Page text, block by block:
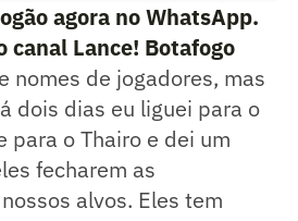
agora no WhatsApp.
canal Lance! Botafogo
nomes de jogadores, mas
dois dias eu liguei para o
para o Thairo e dei um
fecharem as
alvos. Eles tem